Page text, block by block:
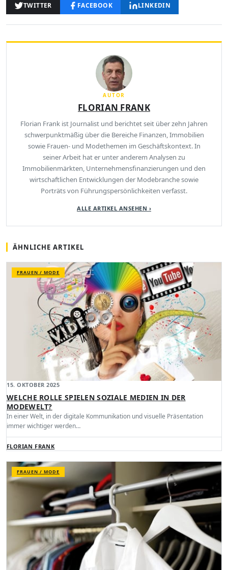
TWITTER FACEBOOK LINKEDIN
AUTOR
FLORIAN FRANK
Florian Frank ist Journalist und berichtet seit über zehn Jahren
schwerpunktmäßig über die Bereiche Finanzen, Immobilien
sowie Frauen- und Modethemen im Geschäftskontext. In
seiner Arbeit hat er unter anderem Analysen zu
Immobilienmärkten, Unternehmensfinanzierungen und den
wirtschaftlichen Entwicklungen der Modebranche sowie
Porträts von Führungspersönlichkeiten verfasst.
ALLE ARTIKEL ANSEHEN ›
ÄHNLICHE ARTIKEL
FRAUEN / MODE
15. OKTOBER 2025
WELCHE ROLLE SPIELEN SOZIALE MEDIEN IN DER
MODEWELT?
In einer Welt, in der digitale Kommunikation und visuelle Präsentation
immer wichtiger werden…
FLORIAN FRANK
FRAUEN / MODE